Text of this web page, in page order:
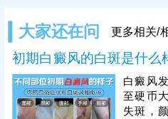
大家还在问 更多相关/
初期白癜风的白斑是什么
白癜风
至硬币
失斑，